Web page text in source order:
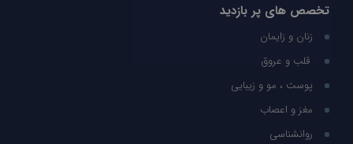
تخصص های پر بازدید
زنان و زایمان
قلب و عروق
پوست ، مو و زیبایی
مغز و اعصاب
روانشناسی